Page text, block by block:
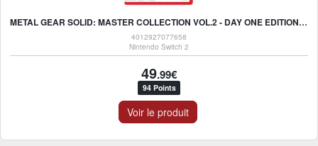
METAL GEAR SOLID: MASTER COLLECTION VOL.2 - DAY ONE EDITION - GAME-KEY CARD - NINTENDO SWITCH 2
4012927077658
Nintendo Switch 2
49.99€
94 Points
Voir le produit